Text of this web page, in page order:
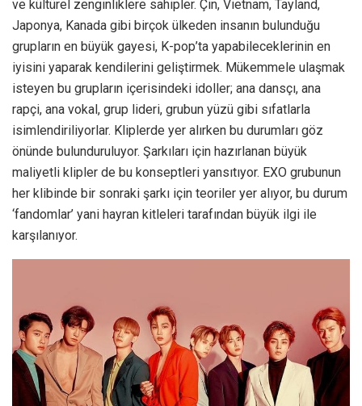
ve kültürel zenginliklere sahipler. Çin, Vietnam, Tayland,
Japonya, Kanada gibi birçok ülkeden insanın bulunduğu
grupların en büyük gayesi, K-pop’ta yapabileceklerinin en
iyisini yaparak kendilerini geliştirmek. Mükemmele ulaşmak
isteyen bu grupların içerisindeki idoller; ana dansçı, ana
rapçi, ana vokal, grup lideri, grubun yüzü gibi sıfatlarla
isimlendiriliyorlar. Kliplerde yer alırken bu durumları göz
önünde bulunduruluyor. Şarkıları için hazırlanan büyük
maliyetli klipler de bu konseptleri yansıtıyor. EXO grubunun
her klibinde bir sonraki şarkı için teoriler yer alıyor, bu durum
‘fandomlar’ yani hayran kitleleri tarafından büyük ilgi ile
karşılanıyor.